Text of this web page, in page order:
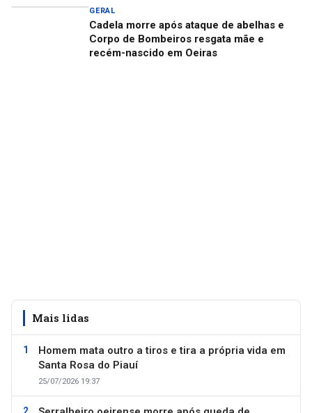
GERAL
Cadela morre após ataque de abelhas e
Corpo de Bombeiros resgata mãe e
recém-nascido em Oeiras
Mais lidas
Homem mata outro a tiros e tira a própria vida em
Santa Rosa do Piauí
25/07/2026 19:37